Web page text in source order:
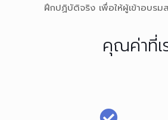
ฝึกปฏิบัติจริง เพื่อให้ผู้เข้าอบรม
คุณค่าที่เ